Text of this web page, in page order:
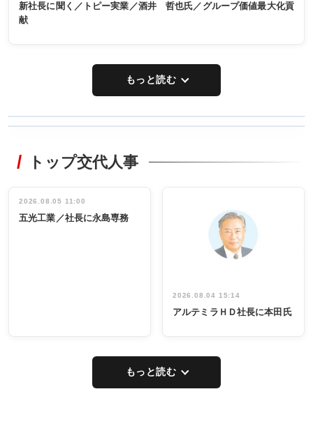
新社長に聞く／トピー実業／酒井 哲也氏／グループ価値最大化貢
献
もっと読む
非鉄業界で
インタビュ
ー／社内ア
タックトレー
祝う 業界関
係者ら220人
出席
トップ交代人事
2026.08.05 11:00
五光工業／社長に永島専務
2026.08.04 15:14
アルテミラＨＤ社長に本田氏
もっと読む